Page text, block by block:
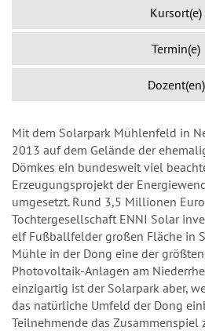
Kursort(e)
Termin(e)
Dozent(en)
Mit dem Solarpark Mühlenfeld in
2013 auf dem Gelände der
Dömkes ein bundesweit viel
Erzeugungsprojekt der
umgesetzt. Rund 3,5 Millionen
Tochtergesellschaft ENNI Solar
elf Fußballfelder großen Fläche in
Mühle in der Dong eine der
Photovoltaik-Anlagen am
einzigartig ist der Solarpark aber,
das natürliche Umfeld der Dong
Teilnehmende das Zusammenspiel